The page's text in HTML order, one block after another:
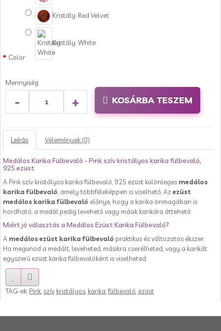
Color
Kristály: Red Velvet
Kristály: White
Mennyiség
- + KOSÁRBA TESZEM
Leírás Vélemények (0)
Medálos Karika Fülbevaló - Pink szív kristályos karika fülbevaló,
925 ezüst
A Pink szív kristályos karika fülbevaló, 925 ezüst különleges medálos
karika fülbevaló , amely többféleképpen is viselhető. Az ezüst
medálos karika fülbevaló előnye, hogy a karika önmagában is
hordható, a medál pedig levehető vagy másik karikára áttehető.
Miért jó választás a Medálos Ezüst Karika Fülbevaló?
A medálos ezüst karika fülbevaló praktikus és változatos ékszer.
Ha megunod a medált, leveheted, másikra cserélheted, vagy a karikát
egyszerű ezüst karika fülbevalóként is viselheted.
TAG-ek: Pink szív, kristályos karika ,fülbevaló ezüst